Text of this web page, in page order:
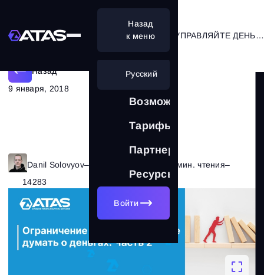
Возможности
Тарифы
Партнерам
Ресурсы
Русский
Войти
Назад
к меню
ОГРАНИЧЬТЕ СВОИ ПОТЕРИ — УПРАВЛЯЙТЕ ДЕНЬГАМИ. ЧАСТЬ 2
Назад
9 января, 2018
Danil Solovyov– 6 мин. чтения–
14283